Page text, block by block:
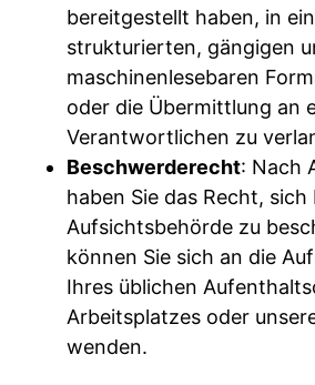
bereitgestellt haben, in
strukturierten, gängigen
maschinenlesebaren
oder die Übermittlung an
Verantwortlichen zu
Beschwerderecht: Nach
haben Sie das Recht, sich
Aufsichtsbehörde zu
können Sie sich an die
Ihres üblichen
Arbeitsplatzes oder
wenden.